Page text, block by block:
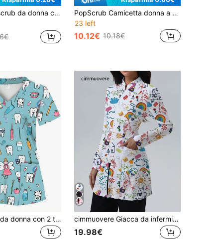
scollo a V, maniche corte e tasche, per primavera, vacanze e autunno
PopScrub Camicetta donna a scollo a V, maniche corte, con due tasche, con stampa carina di frutta, frutteto, fragola, banana, anguria, ciliegia, mirtillo, limone, mango, stampa floreale e botanica, adatta come uniforme per infermiere/medici, uniforme chirurgica, abbigliamento da lavoro per toelettatura animali domestici, abbigliamento da lavoro per nutrizionisti, abbigliamento da lavoro per laboratorio, multitasche funzionale, abbigliamento casual e adorabile per vacanze
23 left
10.12€ 10.18€
Top da scrub da donna con 2 tasche, morbido, traspirante, camicia da scrub pratica per professionisti sanitari - camicia da scrub autunnale cimmuovere Giacca da infermiera con stampa arcobaleno e chiusura lampo anteriore con tasche, uniforme da infermiera, abbigliamento da lavoro per dentista, sanità, ospedale per animali domestici, laboratorio primavera autunno
19.98€